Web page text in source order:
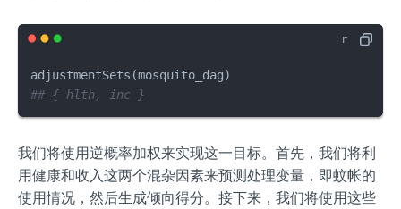
adjustmentSets (mosquito_dag)
## { hlth, inc }
我们将使用逆概率加权来实现这一目标。首先，我们将利
用健康和收入这两个混杂因素来预测处理变量，即蚊帐的
使用情况，然后生成倾向得分。接下来，我们将使用这些